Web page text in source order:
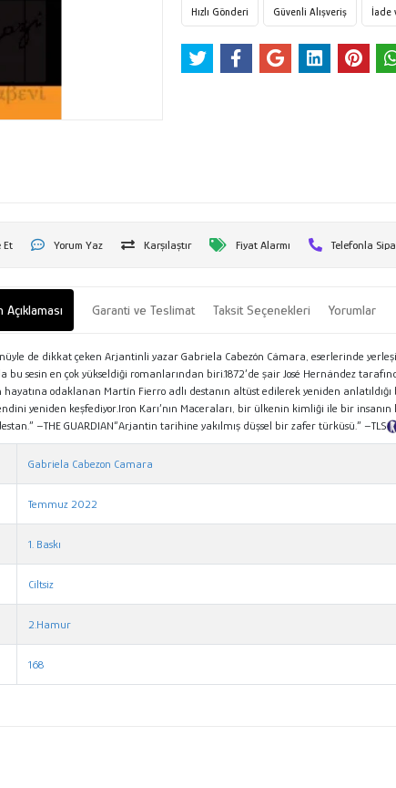
Hızlı Gönderi Güvenli Alışveriş İade
Et Yorum Yaz Karşılaştır Fiyat Alarmı Telefonla
Açıklaması Garanti ve Teslimat Taksit Seçenekleri Yorumlar
de dikkat çeken Arjantinli yazar Gabriela Cabezón Cámara, eserlerinde
bu sesin en çok yükseldiği romanlarından biri.1872’de şair José Hernández
odaklanan Martín Fierro adlı destanın altüst edilerek yeniden
yeniden keşfediyor.Iron Karı’nın Maceraları, bir ülkenin kimliği ile bir insanın
–THE GUARDIAN“Arjantin tarihine yakılmış düşsel bir zafer türküsü.” –TLS
Gabriela Cabezon Camara
Temmuz 2022
1. Baskı
Ciltsiz
2.Hamur
168